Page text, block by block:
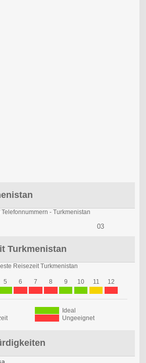
03
Turkmenistan
5 6 7 8 9 10 11 12
Ideal
Ungeeignet